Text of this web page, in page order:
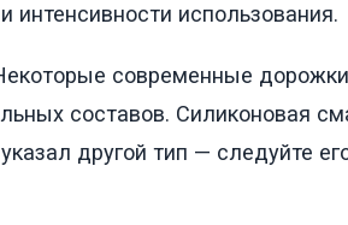
использования.
современные дорожки
составов. Силиконовая
другой тип — следуйте